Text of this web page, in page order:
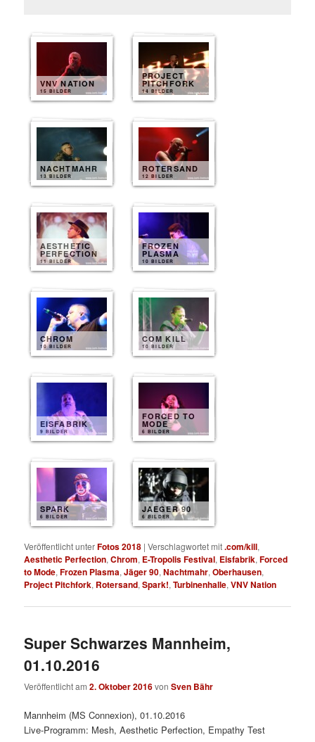
VNV NATION
15 BILDER
PROJECT
PITCHFORK
14 BILDER
NACHTMAHR
13 BILDER
ROTERSAND
12 BILDER
AESTHETIC
PERFECTION
11 BILDER
FROZEN
PLASMA
10 BILDER
CHROM
10 BILDER
COM KILL
10 BILDER
EISFABRIK
9 BILDER
FORCED TO
MODE
6 BILDER
SPARK
6 BILDER
JAEGER 90
6 BILDER
Veröffentlicht unterFotos 2018 |Verschlagwortet mit.com/kill,
Aesthetic Perfection,Chrom, E-Tropolis Festival, Eisfabrik,Forced
to Mode,Frozen Plasma,Jäger 90,Nachtmahr,Oberhausen,
Project Pitchfork, Rotersand,Spark!,Turbinenhalle,VNV Nation
Super Schwarzes Mannheim,
01.10.2016
Veröffentlicht am2. Oktober 2016vonSven Bähr
Mannheim (MS Connexion), 01.10.2016
Live-Programm: Mesh, Aesthetic Perfection, Empathy Test